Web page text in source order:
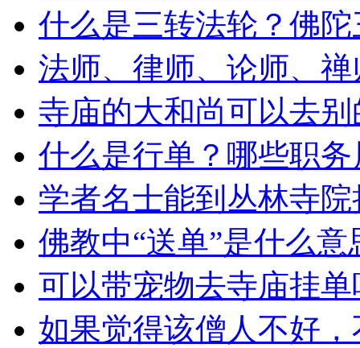
什么是三转法轮？佛
法师、律师、论师、
寺庙的大和尚可以去
什么是行单？哪些职
学者名士能到丛林寺
佛教中“送单”是什么意
可以带宠物去寺庙挂单
如果觉得该僧人不好